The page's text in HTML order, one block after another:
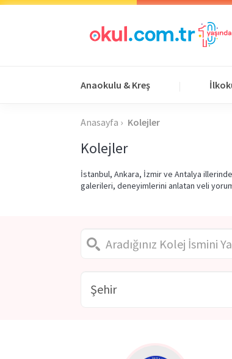
Anaokulu & Kreş
Anasayfa Kolejler
Kolejler
İstanbul, Ankara, İzmir ve Antalya
galerileri, deneyimlerini anlatan veli